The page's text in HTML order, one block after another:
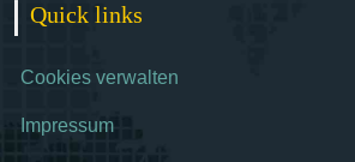
Quick links
Cookies verwalten
Impressum